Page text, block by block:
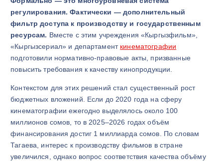
регулирования. Фактически — дополнительный
фильтр доступа к производству и государственным
ресурсам. Вместе с этим учреждения «Кыргызфильм»,
«Кыргызсериал» и департамент кинематографии
подготовили нормативно-правовые акты, призванные
повысить требования к качеству кинопродукции.
Контекстом для этих решений стал существенный рост
бюджетных вложений. Если до 2020 года на сферу
кинематографии ежегодно выделялось около 100
миллионов сомов, то в 2025–2026 годах объём
финансирования достиг 1 миллиарда сомов. По словам
Тагаева, интерес к производству фильмов в стране
увеличился, однако вопрос соответствия качества объёму